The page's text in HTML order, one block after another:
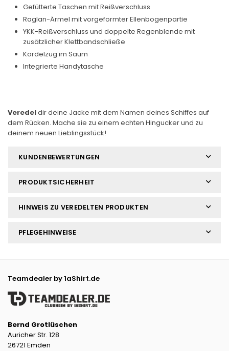
Gefütterte Taschen mit Reißverschluss
Raglan-Ärmel mit vorgeformter Ellenbogenpartie
YKK-Reißverschluss und doppelte Regenblende mit
zusätzlicher Klettbandschließe
Kordelzug im Saum
Integrierte Handytasche
Veredeldir deine Jacke mit dem Namen deines Schiffes auf
dem Rücken. Mache sie zu einem echten Hingucker und zu
deinem neuen Lieblingsstück!
KUNDENBEWERTUNGEN
PRODUKTSICHERHEIT
HINWEIS ZU VEREDELTEN PRODUKTEN
PFLEGEHINWEISE
Teamdealer by 1aShirt.de
Bernd Grotlüschen
Auricher Str. 128
26721 Emden